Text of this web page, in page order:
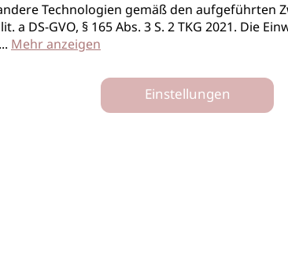
Technologien gemäß den
a DS-GVO, § 165 Abs. 3 S. 2 TKG 2021.
... Mehr anzeigen
Einstellungen